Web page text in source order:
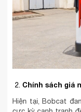
Chính sách giá
Hiện tại, Bobcat